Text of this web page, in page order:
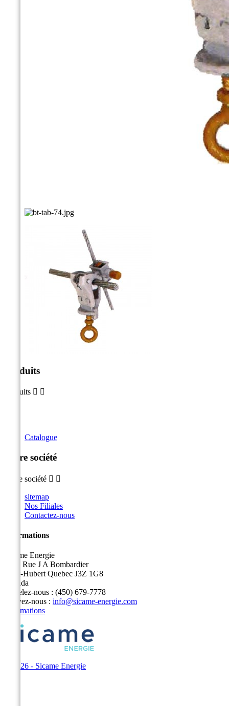
Produits
Produits  
Catalogue
Notre société
Notre société  
sitemap
Nos Filiales
Contactez-nous
Informations
Sicame Energie
5400 Rue J A Bombardier
Saint-Hubert Quebec J3Z 1G8
Canada
Appelez-nous : (450) 679-7778
Écrivez-nous : info@sicame-energie.com
Informations
© 2026 - Sicame Energie